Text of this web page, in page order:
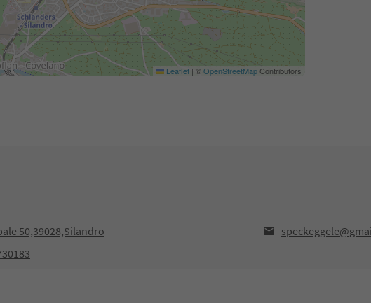
Leaflet | ©OpenStreetMapContributors
50,39028,Silandro